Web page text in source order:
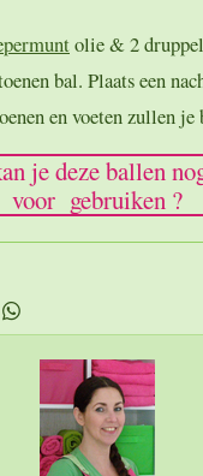
olie & 2
bal. Plaats een
en voeten zullen je
je deze ballen
voor gebruiken ?
D
e